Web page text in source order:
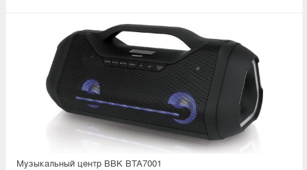
Музыкальный центр BBK BTA7001